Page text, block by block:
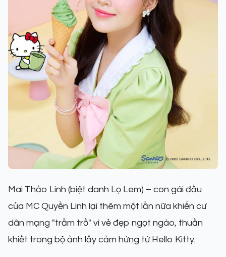
Mai Thảo Linh (biệt danh Lọ Lem) – con gái đầu
của MC Quyền Linh lại thêm một lần nữa khiến cư
dân mạng "trầm trồ" vì vẻ đẹp ngọt ngào, thuần
khiết trong bộ ảnh lấy cảm hứng từ Hello Kitty.